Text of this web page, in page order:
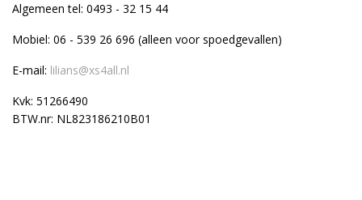
Algemeen tel: 0493 - 32 15 44
Mobiel: 06 - 539 26 696 (alleen voor spoedgevallen)
E-mail: lilians@xs4all.nl
Kvk: 51266490
BTW.nr: NL823186210B01